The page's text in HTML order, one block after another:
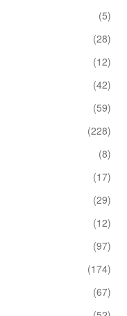
(5)
(28)
(12)
(42)
(59)
(228)
(8)
(17)
(29)
(12)
(97)
(174)
(67)